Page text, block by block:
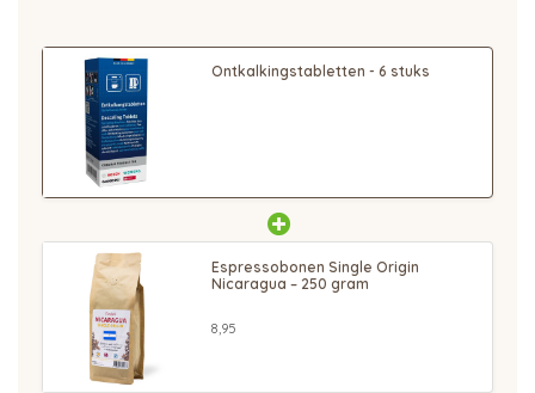
Ontkalkingstabletten - 6 stuks
Espressobonen Single Origin
Nicaragua – 250 gram
8,95